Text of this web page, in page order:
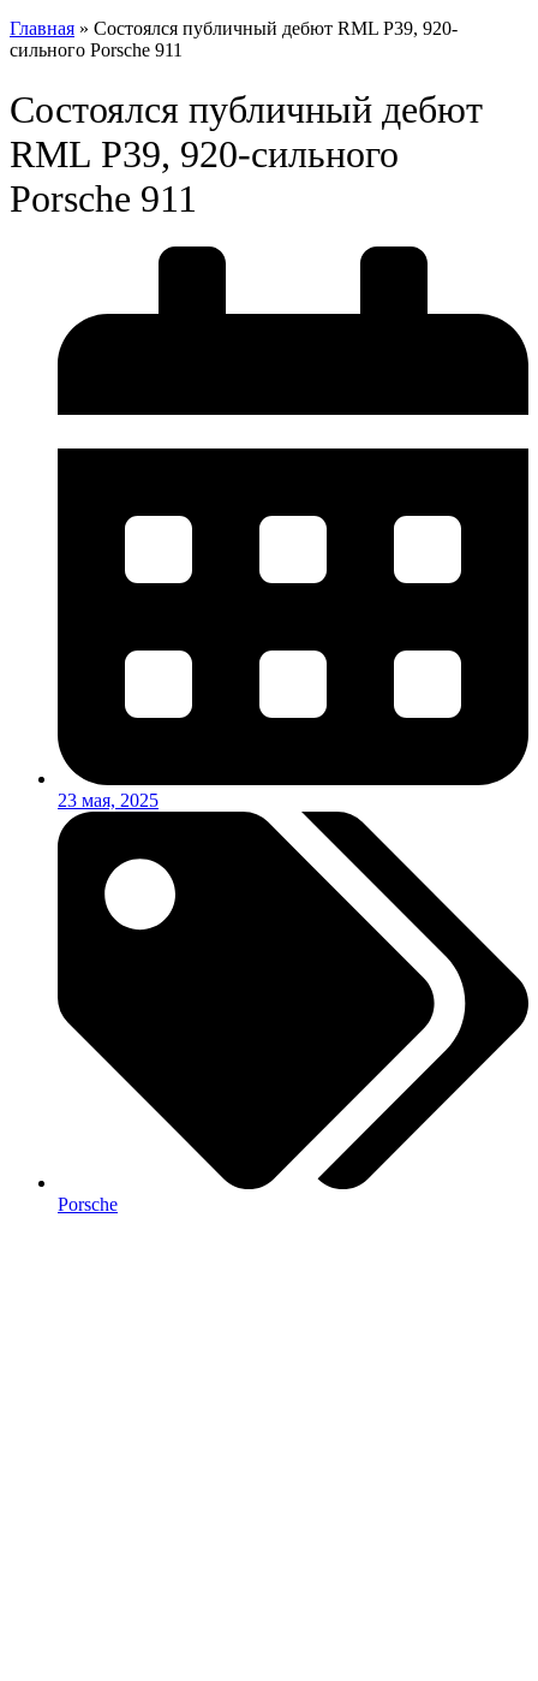
Главная » Состоялся публичный дебют RML P39, 920-
сильного Porsche 911
Состоялся публичный дебют
RML P39, 920-сильного
Porsche 911
23 мая, 2025
Porsche